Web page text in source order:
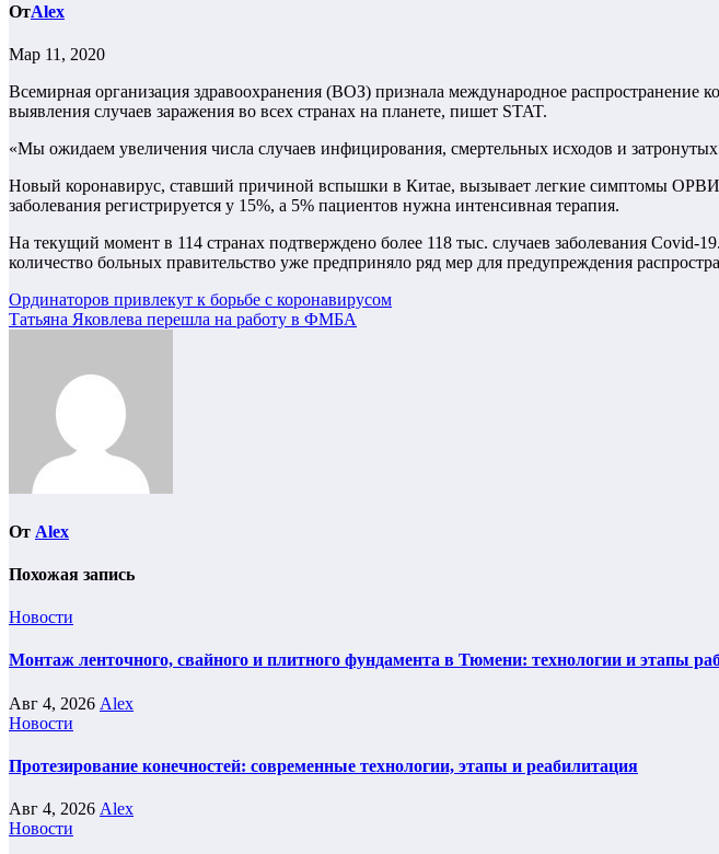
ОтAlex
Мар 11, 2020
Всемирная организация здравоохранения (ВОЗ) признала международное
выявления случаев заражения во всех странах на планете, пишет STAT.
«Мы ожидаем увеличения числа случаев инфицирования, смертельных исходов и
Новый коронавирус, ставший причиной вспышки в Китае, вызывает легкие симптомы
заболевания регистрируется у 15%, а 5% пациентов нужна интенсивная терапия.
На текущий момент в 114 странах подтверждено более 118 тыс. случаев заболевания
количество больных правительство уже предприняло ряд мер для предупреждения
Навигация
по
Ординаторов привлекут к борьбе с коронавирусом
Татьяна Яковлева перешла на работу в ФМБА
От Alex
Похожая запись
Новости
Монтаж ленточного, свайного и плитного фундамента в Тюмени: технологии и этапы
Авг 4, 2026 Alex
Новости
Протезирование конечностей: современные технологии, этапы и реабилитация
Авг 4, 2026 Alex
Новости